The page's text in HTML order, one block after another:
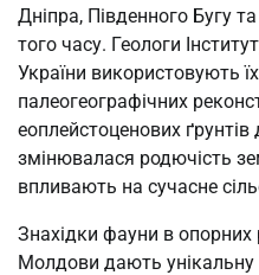
Дніпра, Південного Бугу
того часу. Геологи
України використовують
палеогеографічних
еоплейстоценових
змінювалася родючість
впливають на сучасне
Знахідки фауни в опорних
Молдови дають